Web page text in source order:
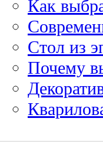
Как
Стол из
Почему